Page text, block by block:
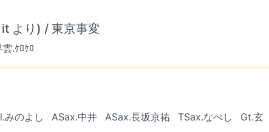
より) / 東京事変
.ｹﾛｹﾛ
みのよし ASax.中井 ASax.長坂京祐 TSax.なべし Gt.玄